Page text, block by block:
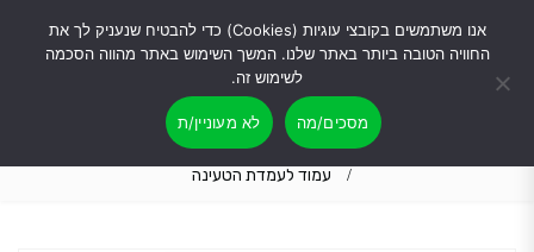
מוצרים
עמוד לעמדת הטעינה
אנו משתמשים בקובצי עוגיות (Cookies) כדי להבטיח שנעניק לך את
החוויה הטובה ביותר באתר שלנו. המשך השימוש באתר מהווה הסכמה
לשימוש זה.
מסכים/מה לא מעוניין/ת